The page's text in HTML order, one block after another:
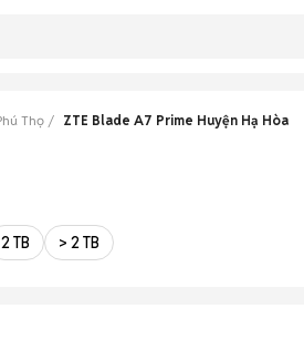
Thọ ZTE Blade A7 Prime Huyện Hạ Hòa
2 TB > 2 TB